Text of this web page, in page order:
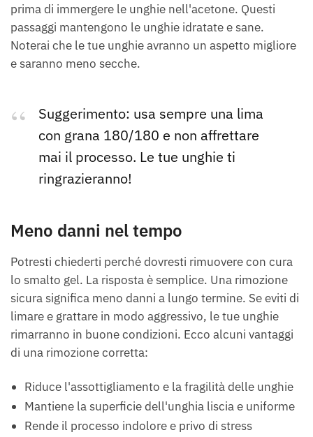
prima di immergere le unghie nell'acetone. Questi
passaggi mantengono le unghie idratate e sane.
Noterai che le tue unghie avranno un aspetto migliore
e saranno meno secche.
Suggerimento: usa sempre una lima
con grana 180/180 e non affrettare
mai il processo. Le tue unghie ti
ringrazieranno!
Meno danni nel tempo
Potresti chiederti perché dovresti rimuovere con cura
lo smalto gel. La risposta è semplice. Una rimozione
sicura significa meno danni a lungo termine. Se eviti di
limare e grattare in modo aggressivo, le tue unghie
rimarranno in buone condizioni. Ecco alcuni vantaggi
di una rimozione corretta:
Riduce l'assottigliamento e la fragilità delle unghie
Mantiene la superficie dell'unghia liscia e uniforme
Rende il processo indolore e privo di stress